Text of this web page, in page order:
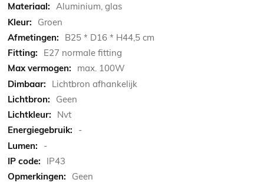
Aluminium, glas
Groen
B25 * D16 * H44,5 cm
E27 normale fitting
max. 100W
Lichtbron afhankelijk
Geen
Nvt
-
-
IP43
Geen